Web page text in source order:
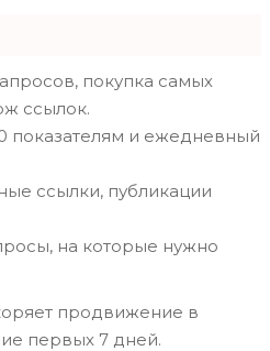
покупка самых
ссылок.
показателям и ежедневный
ссылки, публикации
на которые нужно
продвижение в
первых 7 дней.